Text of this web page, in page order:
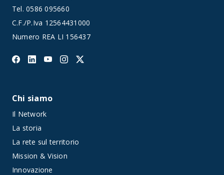
Tel.0586 095660
C.F./P.Iva 12564431000
Numero REA LI 156437
Chi siamo
Il Network
La storia
La rete sul territorio
Mission & Vision
Innovazione